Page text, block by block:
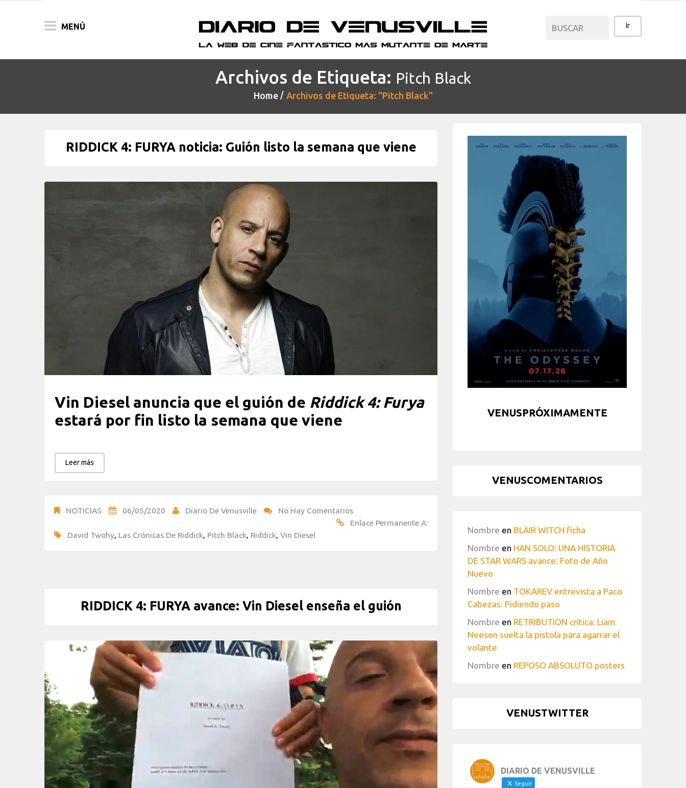
MENÚ
Archivos de Etiqueta: Pitch Black
Home Archivos de Etiqueta: "Pitch Black"
RIDDICK 4: FURYA noticia: Guión listo la semana que viene
Vin Diesel anuncia que el guión de Riddick 4: Furya
estará por fin listo la semana que viene
Leer más
NOTICIAS 06/05/2020 Diario De Venusville
No Hay Comentarios
Enlace Permanente A:
David Twohy, Las Crónicas De Riddick, Pitch Black, Riddick, Vin Diesel
RIDDICK 4: FURYA avance: Vin Diesel enseña el guión
VENUSPRÓXIMAMENTE
VENUSCOMENTARIOS
Nombre en BLAIR WITCH ficha
Nombre en HAN SOLO: UNA HISTORIA
DE STAR WARS avance: Foto de Año
Nuevo
Nombre en TOKAREV entrevista a Paco
Cabezas: Pidiendo paso
Nombre en RETRIBUTION crítica: Liam
Neeson suelta la pistola para agarrar el
volante
Nombre en REPOSO ABSOLUTO posters
VENUSTWITTER
DIARIO DE VENUSVILLE
Seguir
FESTIVALES